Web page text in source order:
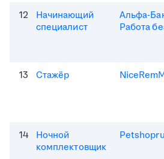
12
Начинающий
специалист
Альфа-
Работа
13 Стажёр
14
Ночной
комплектовщик
Petshopru